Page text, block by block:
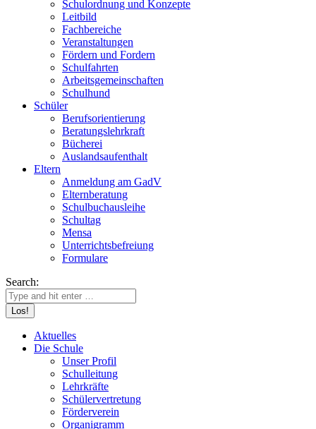
Schulordnung und Konzepte
Leitbild
Fachbereiche
Veranstaltungen
Fördern und Fordern
Schulfahrten
Arbeitsgemeinschaften
Schulhund
Schüler
Berufsorientierung
Beratungslehrkraft
Bücherei
Auslandsaufenthalt
Eltern
Anmeldung am GadV
Elternberatung
Schulbuchausleihe
Schultag
Mensa
Unterrichtsbefreiung
Formulare
Search:
Aktuelles
Die Schule
Unser Profil
Schulleitung
Lehrkräfte
Schülervertretung
Förderverein
Organigramm